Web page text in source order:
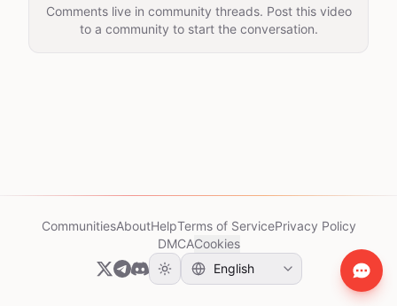
Comments live in community threads. Post this video
to a community to start the conversation.
CommunitiesAboutHelpTerms of ServicePrivacy Policy
DMCACookies